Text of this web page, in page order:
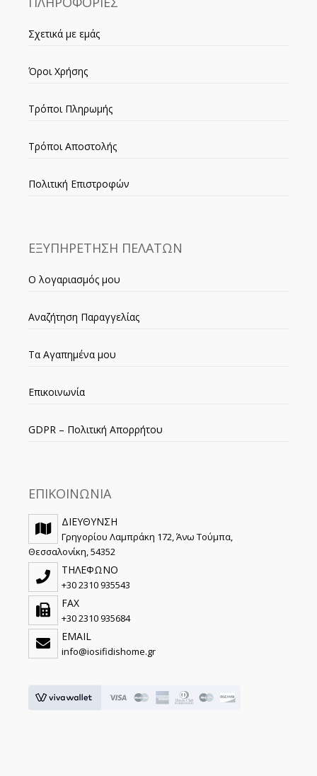
Σχετικά με εμάς
Όροι Χρήσης
Τρόποι Πληρωμής
Τρόποι Αποστολής
Πολιτική Επιστροφών
ΕΞΥΠΗΡΕΤΗΣΗ ΠΕΛΑΤΩΝ
Ο λογαριασμός μου
Αναζήτηση Παραγγελίας
Τα Αγαπημένα μου
Επικοινωνία
GDPR – Πολιτική Απορρήτου
ΕΠΙΚΟΙΝΩΝΙΑ
ΔΙΕΥΘΥΝΣΗ
Γρηγορίου Λαμπράκη 172, Άνω Τούμπα,
Θεσσαλονίκη, 54352
ΤΗΛΕΦΩΝΟ
+30 2310 935543
FAX
+30 2310 935684
EMAIL
info@iosifidishome.gr